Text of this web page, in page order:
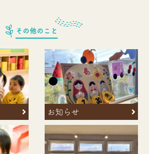
その他のこと
お知らせ